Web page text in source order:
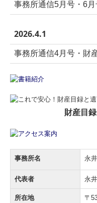
事務所通信5月号・6
2026.4.1
事務所通信4月号・財
財産目
事務所名 永
代表者 永
所在地
〒